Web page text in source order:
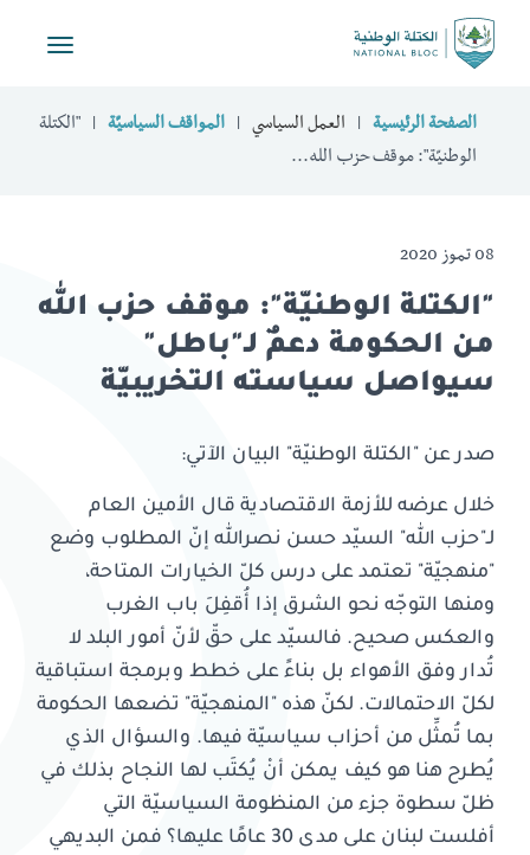
Toggle
الصفحة الرئيسية العمل السياسي المواقف السياسيّة
"الكتلة
الوطنيّة": موقف حزب الله...
08 تموز 2020
"الكتلة الوطنيّة": موقف حزب الله
من الحكومة دعمٌ لـ"باطل"
سيواصل سياسته التخريبيّة
صدر عن "الكتلة الوطنيّة" البيان الآتي:
خلال عرضه للأزمة الاقتصادية قال الأمين العام
لـ"حزب الله" السيّد حسن نصرالله إنّ المطلوب وضع
"منهجيّة" تعتمد على درس كلّ الخيارات المتاحة،
ومنها التوجّه نحو الشرق إذا أُقفِلَ باب الغرب
والعكس صحيح. فالسيّد على حقّ لأنّ أمور البلد لا
تُدار وفق الأهواء بل بناءً على خطط وبرمجة استباقية
لكلّ الاحتمالات. لكنّ هذه "المنهجيّة" تضعها الحكومة
بما تُمثِّل من أحزاب سياسيّة فيها. والسؤال الذي
يُطرح هنا هو كيف يمكن أنْ يُكتَب لها النجاح بذلك في
ظلّ سطوة جزء من المنظومة السياسيّة التي
أفلست لبنان على مدى 30 عامًا عليها؟ فمن البديهي